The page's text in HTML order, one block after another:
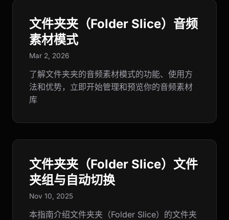
文件夹夹（Folder Slice）音频
素材模式
Mar 2, 2026
了解文件夹夹的音频素材模式的功能、使用方
法和优势，立即开始管理和预览你的音频素材
库
文件夹夹（Folder Slice）文件
夹组与自动切换
Nov 10, 2025
本指南介绍文件夹夹（Folder Slice）的文件夹